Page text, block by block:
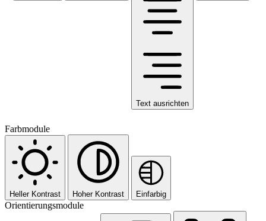
Text ausrichten
Farbmodule
Heller Kontrast Hoher Kontrast Einfarbig
Orientierungsmodule